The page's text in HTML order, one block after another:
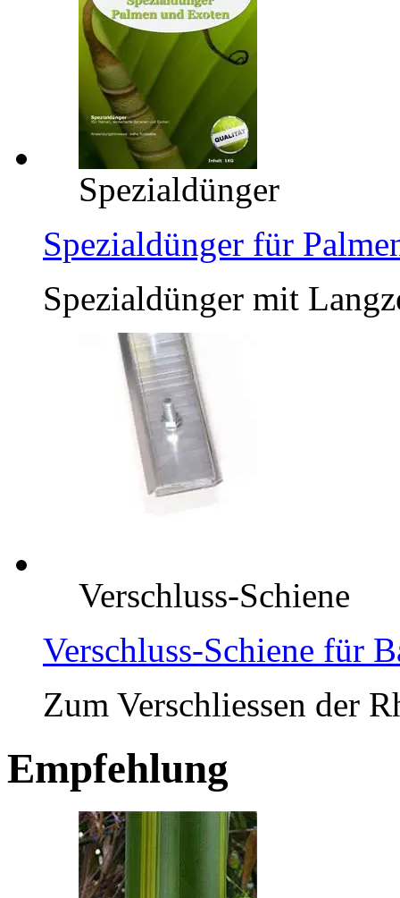
Spezialdünger
Spezialdünger für
Spezialdünger mit
Verschluss-Schiene
Verschluss-Schiene für
Zum Verschliessen der
Empfehlung